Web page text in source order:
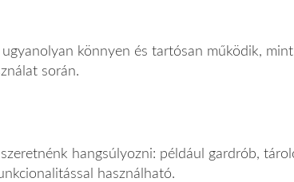
könnyen és tartósan működik,
során.
hangsúlyozni: például gardrób,
használható.